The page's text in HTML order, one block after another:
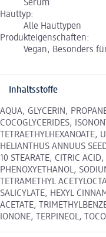
Serum
Hauttyp:
Alle Hauttypen
Produkteigenschaften:
Vegan, Besonders
Inhaltsstoffe
AQUA, GLYCERIN,
COCOGLYCERIDES,
TETRAETHYLHEXANOATE,
HELIANTHUS ANNUUS
10 STEARATE, CITRIC ACID,
PHENOXYETHANOL,
TETRAMETHYL
SALICYLATE, HEXYL
ACETATE,
IONONE, TERPINEOL,